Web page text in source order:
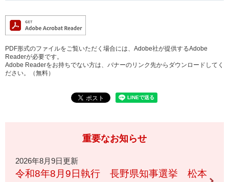
PDF形式のファイルをご覧いただく場合には、Adobe社が提供するAdobe
Readerが必要です。
Adobe Readerをお持ちでない方は、バナーのリンク先からダウンロードしてく
ださい。（無料）
重要なお知らせ
2026年8月9日更新
令和8年8月9日執行 長野県知事選挙 松本